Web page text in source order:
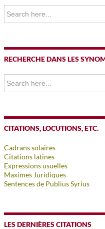
Search
for:
RECHERCHE DANS LES
Search
for:
CITATIONS, LOCUTIONS, ETC.
Cadrans solaires
Citations latines
Expressions usuelles
Maximes Juridiques
Sentences de Publius Syrius
LES DERNIÈRES CITATIONS